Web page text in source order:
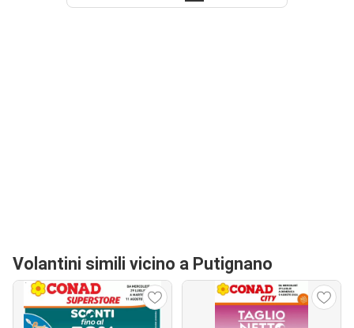
Volantini simili vicino a Putignano